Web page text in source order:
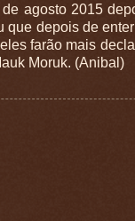
agosto 2015
que depois de
farão mais
Moruk. (Anibal)